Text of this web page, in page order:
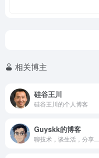
相关博主
硅谷王川
硅谷王川的个人博客
Guyskk的博客